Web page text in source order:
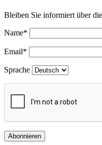
Bleiben Sie informiert über
Name*
Email*
Sprache
Abonnieren